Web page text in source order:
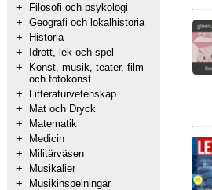
+
Filosofi och psykologi
+ Geografi och lokalhistoria
+
Historia
+
Idrott, lek och spel
+
Konst, musik, teater, film
och fotokonst
+
Litteraturvetenskap
+
Mat och Dryck
+
Matematik
+
Medicin
+
Militärväsen
+
Musikalier
+
Musikinspelningar